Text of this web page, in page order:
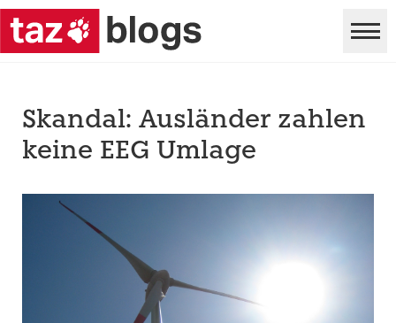
Skandal: Ausländer zahlen
keine EEG Umlage